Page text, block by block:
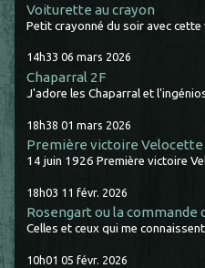
Voiturette au crayon
Petit crayonné du soir avec
14h33 06 mars 2026
Chaparral 2F
J'adore les Chaparral et
18h38 01 mars 2026
Première victoire Velocette
14 juin 1926 Première victoire
18h03 11 févr. 2026
Rosengart ou la commande
Celles et ceux qui me
10h01 05 févr. 2026